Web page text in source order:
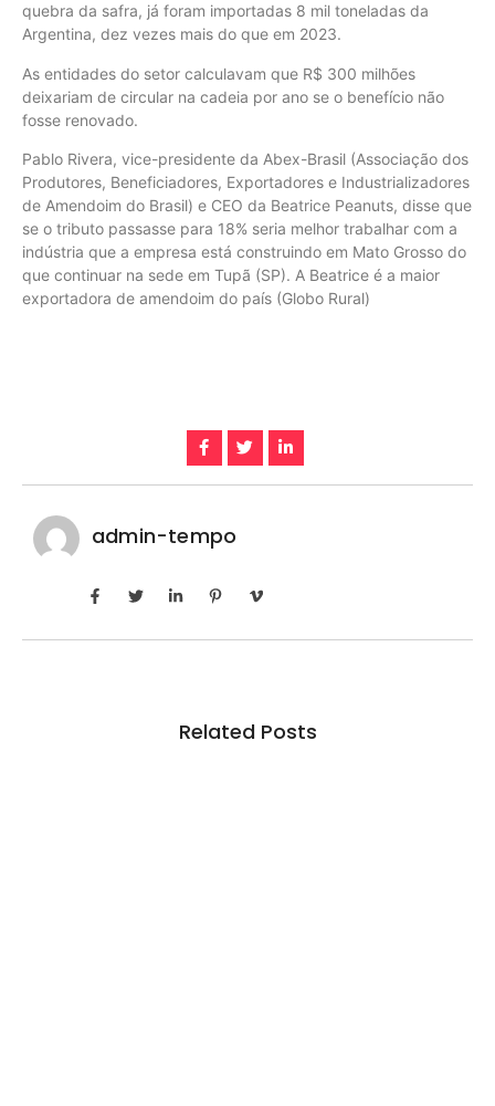
quebra da safra, já foram importadas 8 mil toneladas da
Argentina, dez vezes mais do que em 2023.
As entidades do setor calculavam que R$ 300 milhões
deixariam de circular na cadeia por ano se o benefício não
fosse renovado.
Pablo Rivera, vice-presidente da Abex-Brasil (Associação dos
Produtores, Beneficiadores, Exportadores e Industrializadores
de Amendoim do Brasil) e CEO da Beatrice Peanuts, disse que
se o tributo passasse para 18% seria melhor trabalhar com a
indústria que a empresa está construindo em Mato Grosso do
que continuar na sede em Tupã (SP). A Beatrice é a maior
exportadora de amendoim do país (Globo Rural)
admin-tempo
Related Posts